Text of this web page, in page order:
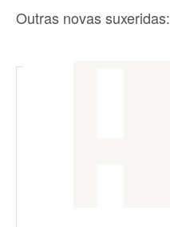
Outras novas suxeridas: